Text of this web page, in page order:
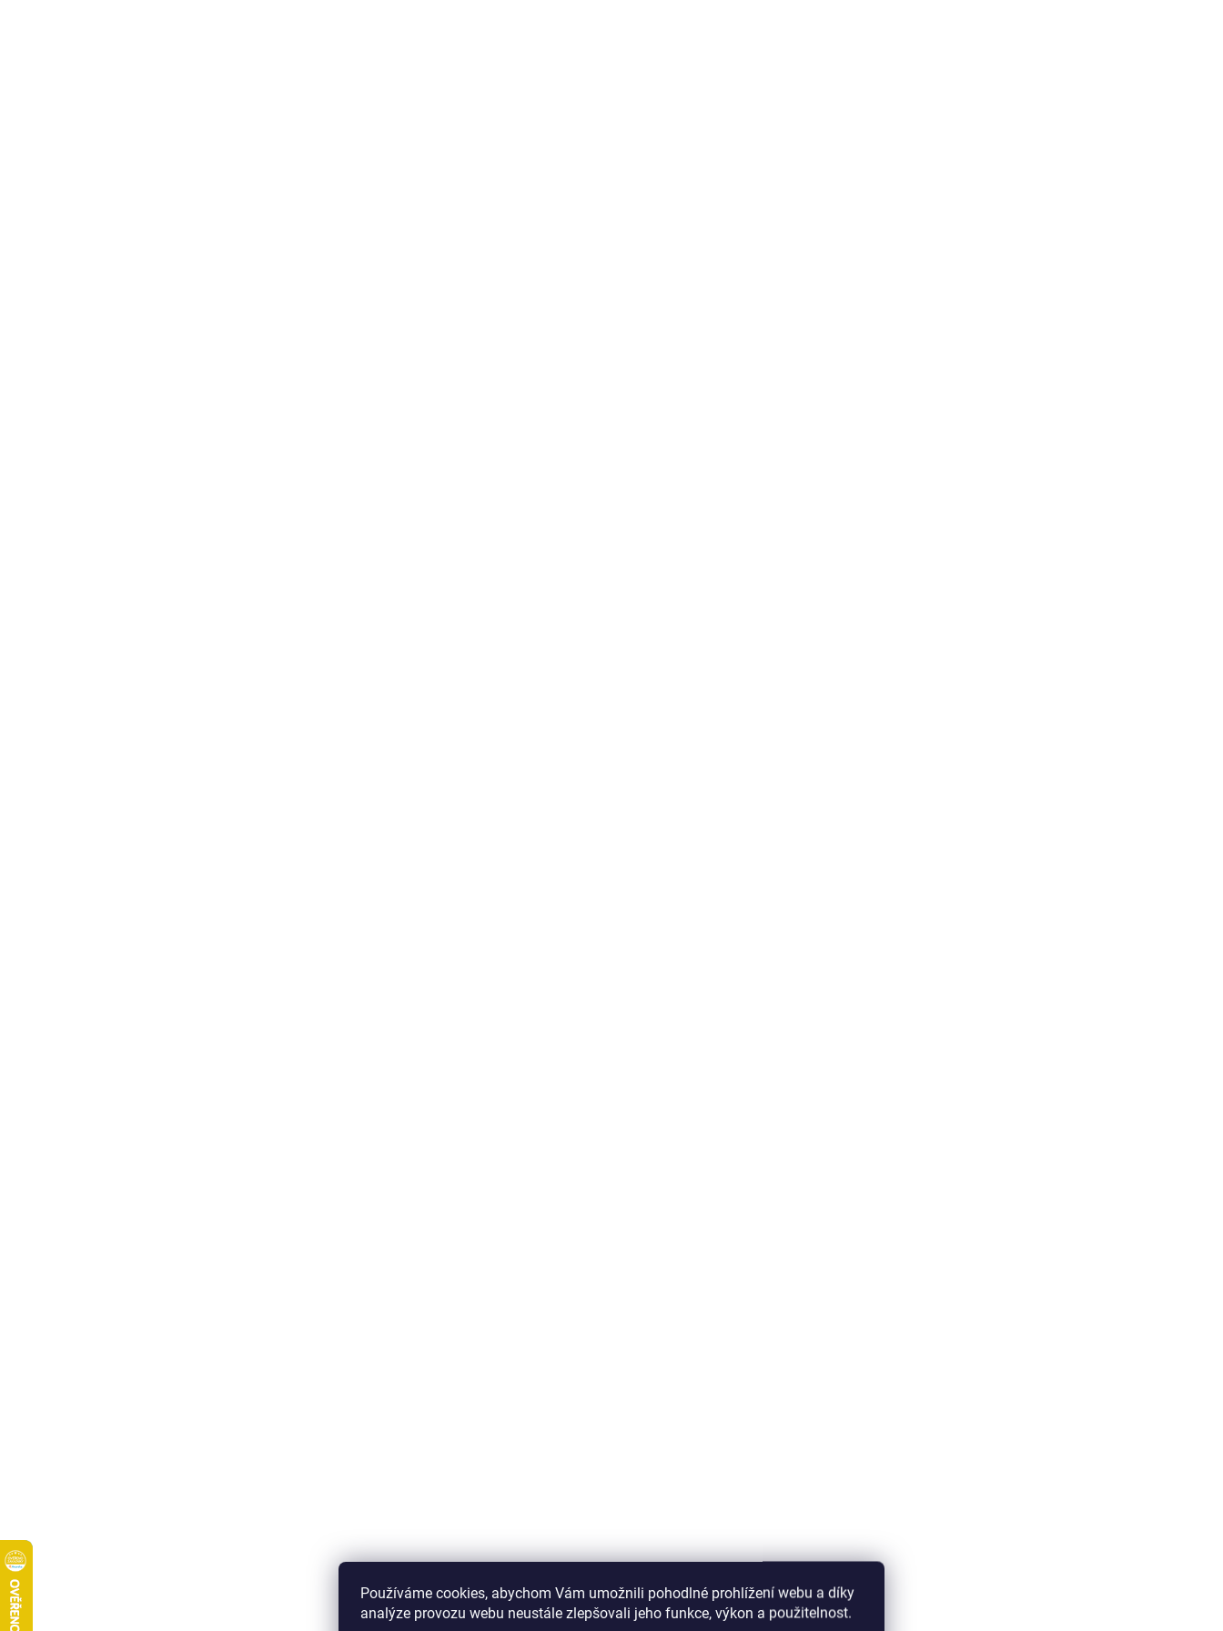
Používáme cookies, abychom Vám umožnili pohodlné prohlížení webu a díky
analýze provozu webu neustále zlepšovali jeho funkce, výkon a použitelnost.